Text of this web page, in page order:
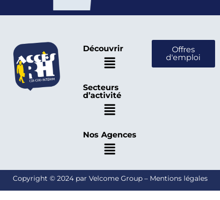
Découvrir
Secteurs
d’activité
Nos Agences
Offres
d'emploi
Copyright © 2024 par Velcome Group – Mentions légales